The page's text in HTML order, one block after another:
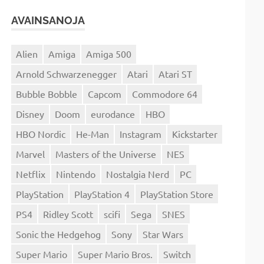
AVAINSANOJA
Alien Amiga
Amiga 500
Arnold Schwarzenegger
Atari
Atari ST
Bubble Bobble
Capcom
Commodore 64
Disney
Doom eurodance
HBO
HBO Nordic
He-Man Instagram
Kickstarter
Marvel
Masters of the Universe
NES
Netflix
Nintendo Nostalgia Nerd
PC
PlayStation
PlayStation 4
PlayStation Store
PS4
Ridley Scott scifi Sega
SNES
Sonic the Hedgehog
Sony
Star Wars
Super Mario
Super Mario Bros.
Switch